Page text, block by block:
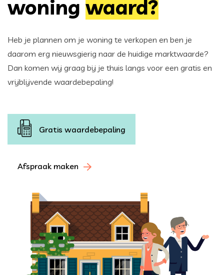
woning waard?
Heb je plannen om je woning te verkopen en ben je
daarom erg nieuwsgierig naar de huidige marktwaarde?
Dan komen wij graag bij je thuis langs voor een gratis en
vrijblijvende waardebepaling!
Gratis waardebepaling
Afspraak maken